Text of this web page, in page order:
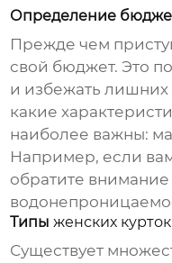
Определение
Прежде чем
свой бюджет. Это
и избежать лишних
какие
наиболее важны:
Например, если
обратите внимание
Типыженских курток
Существует